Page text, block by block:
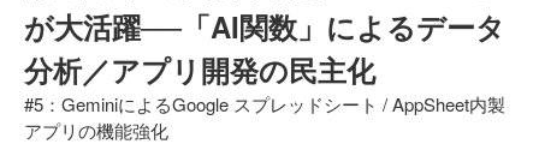
が大活躍──「AI関数」によるデータ
分析／アプリ開発の民主化
#5：GeminiによるGoogle スプレッドシート / AppSheet内製
アプリの機能強化